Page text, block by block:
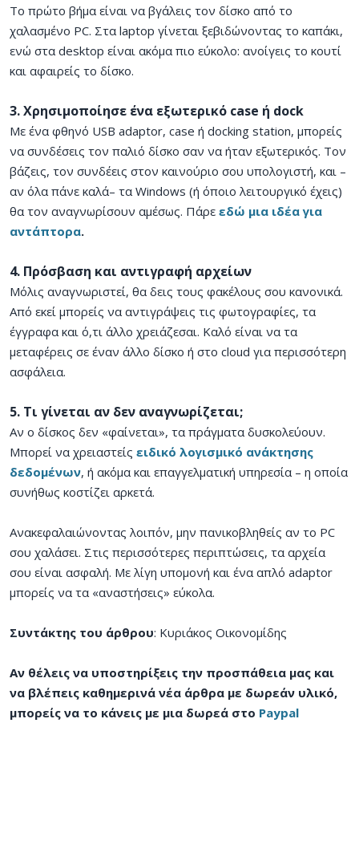
Το πρώτο βήμα είναι να βγάλεις τον δίσκο από το
χαλασμένο PC. Στα laptop γίνεται ξεβιδώνοντας το καπάκι,
ενώ στα desktop είναι ακόμα πιο εύκολο: ανοίγεις το κουτί
και αφαιρείς το δίσκο.
3. Χρησιμοποίησε ένα εξωτερικό case ή dock
Με ένα φθηνό USB adaptor, case ή docking station, μπορείς
να συνδέσεις τον παλιό δίσκο σαν να ήταν εξωτερικός. Τον
βάζεις, τον συνδέεις στον καινούριο σου υπολογιστή, και –
αν όλα πάνε καλά– τα Windows (ή όποιο λειτουργικό έχεις)
θα τον αναγνωρίσουν αμέσως. Πάρε εδώ μια ιδέα για
αντάπτορα.
4. Πρόσβαση και αντιγραφή αρχείων
Μόλις αναγνωριστεί, θα δεις τους φακέλους σου κανονικά.
Από εκεί μπορείς να αντιγράψεις τις φωτογραφίες, τα
έγγραφα και ό,τι άλλο χρειάζεσαι. Καλό είναι να τα
μεταφέρεις σε έναν άλλο δίσκο ή στο cloud για περισσότερη
ασφάλεια.
5. Τι γίνεται αν δεν αναγνωρίζεται;
Αν ο δίσκος δεν «φαίνεται», τα πράγματα δυσκολεύουν.
Μπορεί να χρειαστείς ειδικό λογισμικό ανάκτησης
δεδομένων, ή ακόμα και επαγγελματική υπηρεσία – η οποία
συνήθως κοστίζει αρκετά.
Ανακεφαλαιώνοντας λοιπόν, μην πανικοβληθείς αν το PC
σου χαλάσει. Στις περισσότερες περιπτώσεις, τα αρχεία
σου είναι ασφαλή. Με λίγη υπομονή και ένα απλό adaptor
μπορείς να τα «αναστήσεις» εύκολα.
Συντάκτης του άρθρου: Κυριάκος Οικονομίδης
Αν θέλεις να υποστηρίξεις την προσπάθεια μας και
να βλέπεις καθημερινά νέα άρθρα με δωρεάν υλικό,
μπορείς να το κάνεις με μια δωρεά στο Paypal